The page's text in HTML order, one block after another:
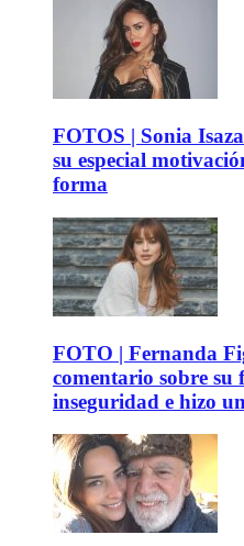
FOTOS | Sonia
su especial
forma
FOTO | Fernanda
comentario sobre su
inseguridad e hizo